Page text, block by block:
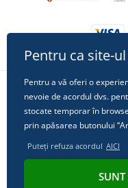
© 2011 - 2026, Dual
Pentru ca site-
Pentru a vă oferi o
nevoie de acordul dvs.
stocate temporar în
prin apăsarea butonului
Puteți refuza acordul AICI
SUNT